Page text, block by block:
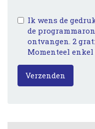
Ik wens de
de
ontvangen. 2
Momenteel
Verzenden